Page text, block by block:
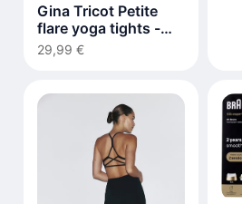
Gina Tricot Petite
flare yoga tights -
Braun
29,99 €